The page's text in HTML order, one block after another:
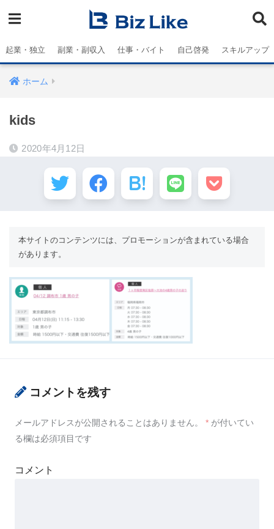
起業・独立 副業・副収入 仕事・バイト 自己啓発 スキルアップ
ホーム
kids
2020年4月12日
本サイトのコンテンツには、プロモーションが含まれている場合
があります。
コメントを残す
メールアドレスが公開されることはありません。 * が付いてい
る欄は必須項目です
コメント